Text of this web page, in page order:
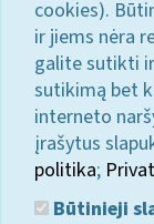
cookies).
ir jiems nėra
galite sutikti
sutikimą bet
interneto
įrašytus
politika;
Būtinieji